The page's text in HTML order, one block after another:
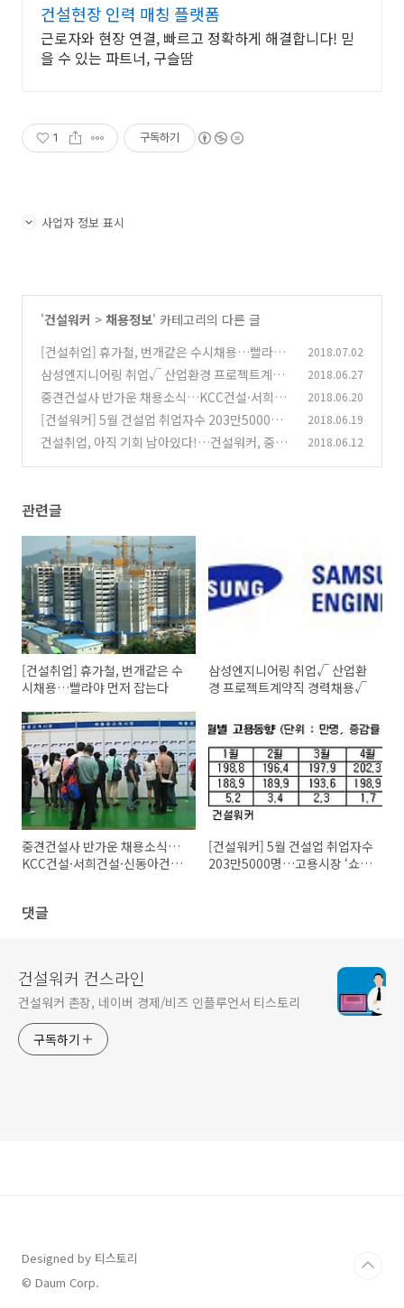
건설현장 인력 매칭 플랫폼
근로자와 현장 연결, 빠르고 정확하게 해결합니다! 믿
을 수 있는 파트너, 구슬땀
1 구독하기
사업자 정보 표시
'건설워커 > 채용정보' 카테고리의 다른 글
[건설취업] 휴가철, 번개같은 수시채용…빨라야
먼저 잡는다 (0)
2018.07.02
삼성엔지니어링 취업√ 산업환경 프로젝트계약
직 경력채용√
(0)
2018.06.27
중견건설사 반가운 채용소식…KCC건설·서희건
설·신동아건설·보미건설 등 (0)
2018.06.20
[건설워커] 5월 건설업 취업자수 203만5000
명…고용시장 ‘쇼크’→ '대란'
(0)
2018.06.19
건설취업, 아직 기회 남아있다!…건설워커, 중견
2018.06.12
관련글
[건설취업] 휴가철, 번개같은 수
시채용…빨라야 먼저 잡는다
삼성엔지니어링 취업√ 산업환
경 프로젝트계약직 경력채용√
중견건설사 반가운 채용소식…
KCC건설·서희건설·신동아건
[건설워커] 5월 건설업 취업자수
203만5000명…고용시장 ‘쇼
댓글
건설워커 컨스라인
건설워커 촌장, 네이버 경제/비즈 인플루언서 티스토리
구독하기
Designed by 티스토리
© Daum Corp.